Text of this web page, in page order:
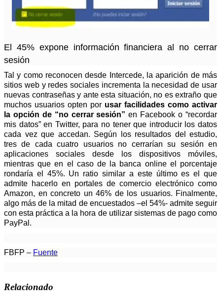
El 45% expone información financiera al no cerrar
sesión
Tal y como reconocen desde Intercede, la aparición de más
sitios web y redes sociales incrementa la necesidad de usar
nuevas contraseñas y ante esta situación, no es extraño que
muchos usuarios opten por usar facilidades como activar
la opción de “no cerrar sesión” en Facebook o “recordar
mis datos” en Twitter, para no tener que introducir los datos
cada vez que accedan. Según los resultados del estudio,
tres de cada cuatro usuarios no cerrarían su sesión en
aplicaciones sociales desde los dispositivos móviles,
mientras que en el caso de la banca online el porcentaje
rondaría el 45%. Un ratio similar a este último es el que
admite hacerlo en portales de comercio electrónico como
Amazon, en concreto un 46% de los usuarios. Finalmente,
algo más de la mitad de encuestados –el 54%- admite seguir
con esta práctica a la hora de utilizar sistemas de pago como
PayPal.
FBFP – Fuente
Relacionado